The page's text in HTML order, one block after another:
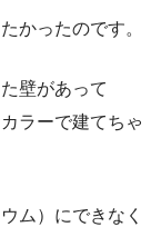
かったのです。
壁があって
ラーで建てちゃ
ム）にできなく